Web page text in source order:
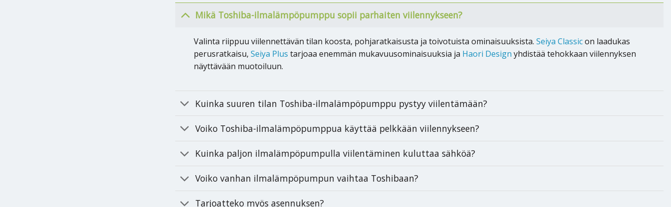
Mikä Toshiba-ilmalämpöpumppu sopii parhaiten viilennykseen?
Valinta riippuu viilennettävän tilan koosta, pohjaratkaisusta ja toivotuista ominaisuuksista. Seiya Classicon laadukas
perusratkaisu, Seiya Plus tarjoaa enemmän mukavuusominaisuuksia ja Haori Design yhdistää tehokkaan viilennyksen
näyttävään muotoiluun.
Kuinka suuren tilan Toshiba-ilmalämpöpumppu pystyy viilentämään?
Voiko Toshiba-ilmalämpöpumppua käyttää pelkkään viilennykseen?
Kuinka paljon ilmalämpöpumpulla viilentäminen kuluttaa sähköä?
Voiko vanhan ilmalämpöpumpun vaihtaa Toshibaan?
Tarjoatteko myös asennuksen?